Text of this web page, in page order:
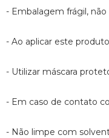
- Embalagem frágil, não
- Ao aplicar este
- Utilizar máscara
- Em caso de contato
- Não limpe com